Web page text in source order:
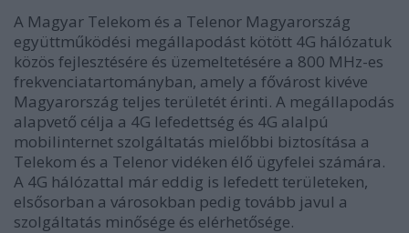
A Magyar Telekom és a Telenor Magyarország
együttműködési megállapodást kötött 4G hálózatuk
közös fejlesztésére és üzemeltetésére a 800 MHz-es
frekvenciatartományban, amely a fővárost kivéve
Magyarország teljes területét érinti. A megállapodás
alapvető célja a 4G lefedettség és 4G alalpú
mobilinternet szolgáltatás mielőbbi biztosítása a
Telekom és a Telenor vidéken élő ügyfelei számára.
A 4G hálózattal már eddig is lefedett területeken,
elsősorban a városokban pedig tovább javul a
szolgáltatás minősége és elérhetősége.